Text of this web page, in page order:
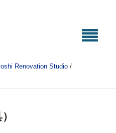
Renovation Studio /